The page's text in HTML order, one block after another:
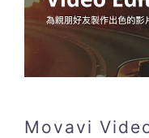
Movavi